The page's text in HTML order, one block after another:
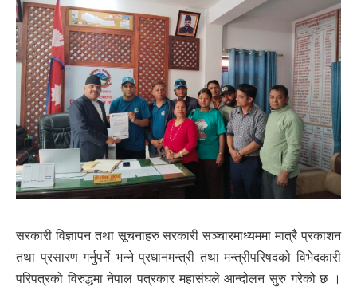
सरकारी विज्ञापन तथा सूचनाहरु सरकारी सञ्चारमाध्यममा मात्रै प्रकाशन
तथा प्रसारण गर्नुपर्ने भन्ने प्रधानमन्त्री तथा मन्त्रीपरिषदको विभेदकारी
परिपत्रको विरुद्धमा नेपाल पत्रकार महासंघले आन्दोलन सुरु गरेको छ ।